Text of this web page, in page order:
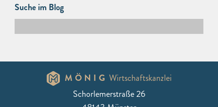
Suche im Blog
MÖNIG Wirtschaftskanzlei
Schorlemerstraße 26